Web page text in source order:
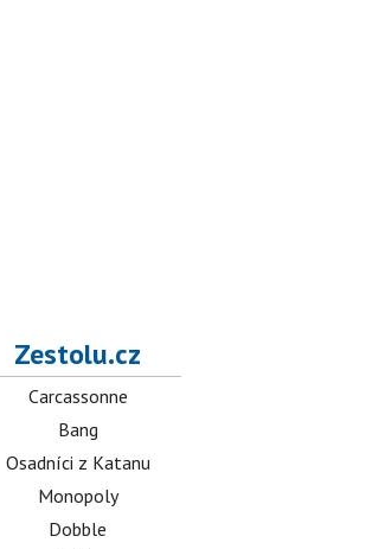
Zestolu.cz
Carcassonne
Bang
Osadníci z Katanu
Monopoly
Dobble